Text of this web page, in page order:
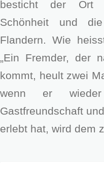
besticht der Ort
Schönheit und
Flandern. Wie
„Ein Fremder, der
kommt, heult zwei
wenn er
Gastfreundschaft
erlebt hat, wird dem